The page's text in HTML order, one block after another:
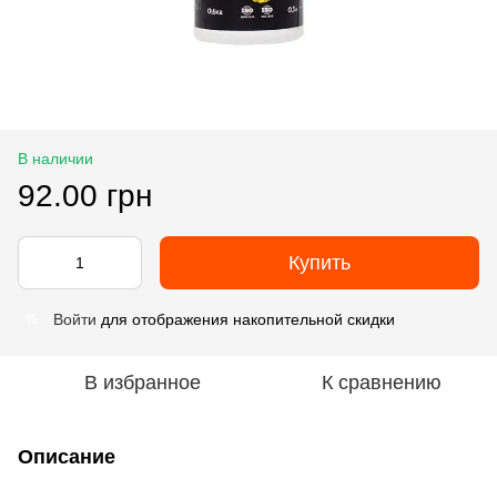
В наличии
92.00 грн
Купить
Войти для отображения накопительной скидки
В избранное К сравнению
Описание